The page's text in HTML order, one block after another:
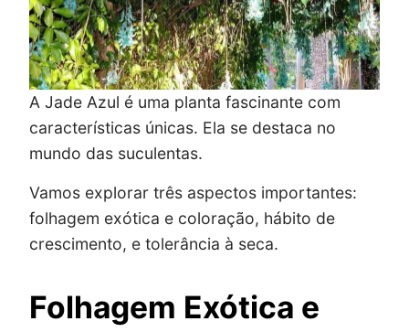
A Jade Azul é uma planta fascinante com
características únicas. Ela se destaca no
mundo das suculentas.
Vamos explorar três aspectos importantes:
folhagem exótica e coloração, hábito de
crescimento, e tolerância à seca.
Folhagem Exótica e